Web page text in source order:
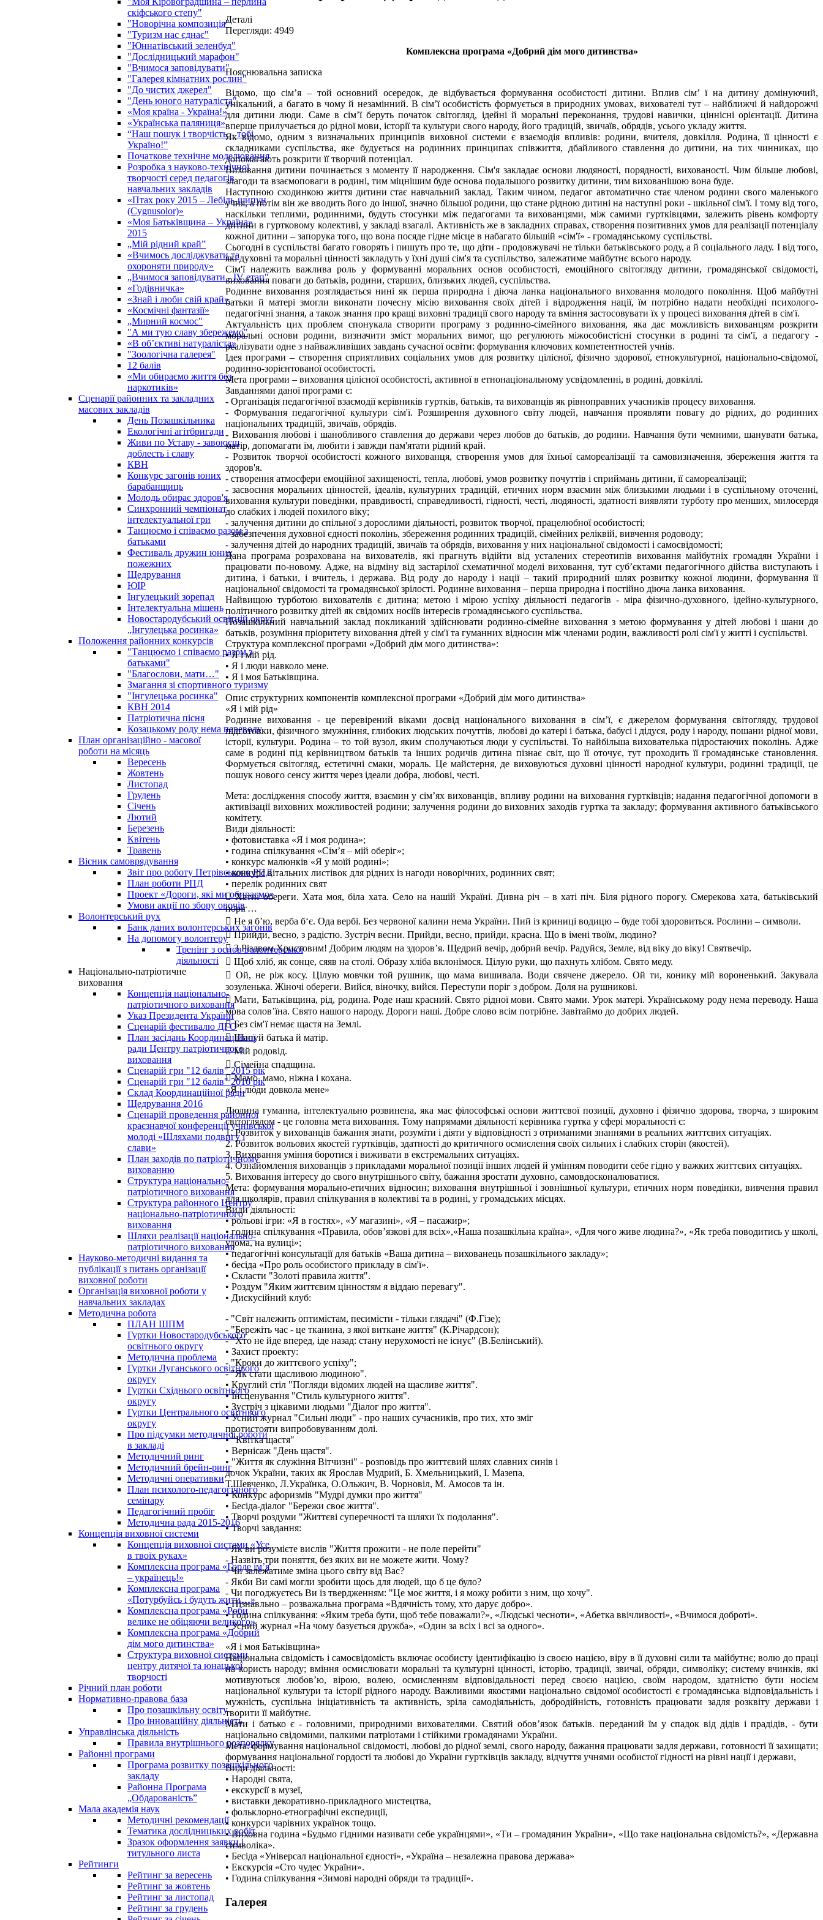
скіфського степу"
"Новорічна композиція"
"Туризм нас єднає"
"Юннатівський зеленбуд"
"Дослідницький марафон"
"Вчимося заповідувати"
"Галерея кімнатних рослин"
"До чистих джерел"
"День юного натураліста"
«Моя країна - Україна!»
«Українська паляниця»
“Наш пошук і творчість – тобі,
Україно!”
Початкове технічне моделювання
Розробка з науково-технічної
творчості серед педагогів
навчальних закладів
«Птах року 2015 – Лебідь-шипун
(Cygnusolor)»
«Моя Батьківщина – Україна»
2015
„Мій рідний край”
«Вчимось досліджувати та
охороняти природу»
„Вчимося заповідувати - ІV етап"
«Годівничка»
«Знай і люби свій край»
«Космічні фантазії»
„Мирний космос"
"А ми тую славу збережемо"
«В об’єктиві натураліста»
"Зоологічна галерея"
12 балів
«Ми обираємо життя без
наркотиків»
Сценарії районних та закладних
масових закладів
День Позашкільника
Екологічні агітбригади
Живи по Уставу - завоюєш
доблесть і славу
КВН
Конкурс загонів юних
барабанщиць
Молодь обирає здоров'я
Синхронний чемпіонат
інтелектуальної гри
Танцюємо і співаємо разом з
батьками
Фестиваль дружин юних
пожежних
Щедрування
ЮІР
Інгулецький зорепад
Інтелектуальна мішень
Новостародубський освітній округ
„Інгулецька росинка»
Положення районних конкурсів
"Танцюємо і співаємо разом з
батьками"
"Благослови, мати…"
Змагання зі спортивного туризму
"Інгулецька росинка"
КВН 2014
Патріотична пісня
Козацькому роду нема переводу
План організаційно - масової
роботи на місяць
Вересень
Жовтень
Листопад
Грудень
Січень
Лютий
Березень
Квітень
Травень
Вісник самоврядування
Звіт про роботу Петрівського РПД
План роботи РПД
Проект «Дороги, які ми обираємо»
Умови акції по збору овочів
Волонтерський рух
Банк даних волонтерських загонів
На допомогу волонтеру
Тренінг з основ волонтерської
діяльності
Національно-патріотичне
виховання
Концепція національно-
патріотичного виховання
Указ Президента України
Сценарій фестивалю ДГО
План засідань Координаційної
ради Центру патріотичного
виховання
Сценарій гри "12 балів" 2015 рік
Сценарій гри "12 балів" 2016 рік
Склад Координаційної ради
Щедрування 2016
Сценарій проведення районної
краєзнавчої конференції учнівської
молоді «Шляхами подвигу і
слави»
План заходів по патріотичному
вихованню
Структура національно-
патріотичного виховання
Структура районного Центру
національно-патріотичного
виховання
Шляхи реалізації національно-
патріотичного виховання
Науково-методичні видання та
публікації з питань організації
виховної роботи
Організація виховної роботи у
навчальних закладах
Методична робота
ПЛАН ШПМ
Гуртки Новостародубського
освітнього округу
Методична проблема
Гуртки Луганського освітнього
округу
Гуртки Східнього освітнього
округу
Гуртки Центрального освітнього
округу
Про підсумки методичної роботи
в закладі
Методичний ринг
Методичний брейн-ринг
Методичні оперативки
План психолого-педагогічного
семінару
Педагогічний пробіг
Методична рада 2015-2016
Концепція виховної системи
Концепція виховної системи «Усе
в твоїх руках»
Комплексна програма «Горде ім’я
– українець!»
Комплексна програма
«Потурбуйсь і будуть жити…»
Комплексна програма «Роби
велике не обіцяючи великого»
Комплексна програма «Добрий
дім мого дитинства»
Структура виховної системи
центру дитячої та юнацької
творчості
Річний план роботи
Нормативно-правова база
Про позашкільну освіту
Про інноваційну діяльність
Управлінська діяльність
Правила внутрішнього розпорядку
Районні програми
Програма розвитку позашкільного
закладу
Районна Програма
„Обдарованість”
Мала академія наук
Методичні рекомендації
Тематика дослідницьких робіт
Зразок оформлення заявки і
титульного листа
Рейтинги
Рейтинг за вересень
Рейтинг за жовтень
Рейтинг за листопад
Рейтинг за грудень
Деталі
Перегляди: 4949
Комплексна програма «Добрий дім мого дитинства»
Пояснювальна записка
Відомо, що сім’я – той основний осередок, де відбувається формування особистості дитини. Вплив сім’ ї на дитину домінуючий,
унікальний, а багато в чому й незамінний. В сім’ї особистість формується в природних умовах, вихователі тут – найближчі й найдорожчі
для дитини люди. Саме в сім’ї беруть початок світогляд, ідейні й моральні переконання, трудові навички, ціннісні орієнтації. Дитина
вперше прилучається до рідної мови, історії та культури свого народу, його традицій, звичаїв, обрядів, усього укладу життя.
Як відомо, одним з визначальних принципів виховної системи є взаємодія впливів: родини, вчителя, довкілля. Родина, її цінності є
складниками суспільства, яке будується на родинних принципах співжиття, дбайливого ставлення до дитини, на тих чинниках, що
допомагають розкрити її творчий потенціал.
Виховання дитини починається з моменту її народження. Сім'я закладає основи людяності, порядності, вихованості. Чим більше любові,
злагоди та взаємоповаги в родині, тим міцнішим буде основа подальшого розвитку дитини, тим вихованішою вона буде.
Наступною сходинкою життя дитини стає навчальний заклад. Таким чином, педагог автоматично стає членом родини свого маленького
учня, а потім він же вводить його до іншої, значно більшої родини, що стане рідною дитині на наступні роки - шкільної сім'ї. І тому від того,
наскільки теплими, родинними, будуть стосунки між педагогами та вихованцями, між самими гуртківцями, залежить рівень комфорту
дитини в гуртковому колективі, у закладі взагалі. Активність же в закладних справах, створення позитивних умов для реалізації потенціалу
кожної дитини – запорука того, що вона посяде гідне місце в набагато більшій «сім'ї» - громадянському суспільстві.
Сьогодні в суспільстві багато говорять і пишуть про те, що діти - продовжувачі не тільки батьківського роду, а й соціального ладу. І від того,
які духовні та моральні цінності закладуть у їхні душі сім'я та суспільство, залежатиме майбутнє всього народу.
Сім'ї належить важлива роль у формуванні моральних основ особистості, емоційного світогляду дитини, громадянської свідомості,
виховання поваги до батьків, родини, старших, близьких людей, суспільства.
Родинне виховання розглядається нині як перша природна і діюча ланка національного виховання молодого покоління. Щоб майбутні
батьки й матері змогли виконати почесну місію виховання своїх дітей і відродження нації, їм потрібно надати необхідні психолого-
педагогічні знання, а також знання про кращі виховні традиції свого народу та вміння застосовувати їх у процесі виховання дітей в сім'ї.
Актуальність цих проблем спонукала створити програму з родинно-сімейного виховання, яка дає можливість вихованцям розкрити
моральні основи родини, визначити зміст моральних вимог, що регулюють міжособистісні стосунки в родині та сім'ї, а педагогу -
реалізувати одне з найважливіших завдань сучасної освіти: формування ключових компетентностей учнів.
Ідея програми – створення сприятливих соціальних умов для розвитку цілісної, фізично здорової, етнокультурної, національно-свідомої,
родинно-зорієнтованої особистості.
Мета програми – виховання цілісної особистості, активної в етнонаціональному усвідомленні, в родині, довкіллі.
Завданнями даної програми є:
- Організація педагогічної взаємодії керівників гуртків, батьків, та вихованців як рівноправних учасників процесу виховання.
- Формування педагогічної культури сім'ї. Розширення духовного світу людей, навчання проявляти повагу до рідних, до родинних
національних традицій, звичаїв, обрядів.
- Виховання любові і шанобливого ставлення до держави через любов до батьків, до родини. Навчання бути чемними, шанувати батька,
матір, допомагати їм, любити і завжди пам'ятати рідний край.
- Розвиток творчої особистості кожного вихованця, створення умов для їхньої самореалізації та самовизначення, збереження життя та
здоров'я.
- створення атмосфери емоційної захищеності, тепла, любові, умов розвитку почуттів і сприймань дитини, її самореалізації;
- засвоєння моральних цінностей, ідеалів, культурних традицій, етичних норм взаємин між близькими людьми і в суспільному оточенні,
виховання культури поведінки, правдивості, справедливості, гідності, честі, людяності, здатності виявляти турботу про менших, милосердя
до слабких і людей похилого віку;
- залучення дитини до спільної з дорослими діяльності, розвиток творчої, працелюбної особистості;
- забезпечення духовної єдності поколінь, збереження родинних традицій, сімейних реліквій, вивчення родоводу;
- залучення дітей до народних традицій, звичаїв та обрядів, виховання у них національної свідомості і самосвідомості;
Дана програма розрахована на вихователів, які прагнуть відійти від усталених стереотипів виховання майбутніх громадян України і
працювати по-новому. Адже, на відміну від застарілої схематичної моделі виховання, тут суб’єктами педагогічного дійства виступають і
дитина, і батьки, і вчитель, і держава. Від роду до народу і нації – такий природний шлях розвитку кожної людини, формування її
національної свідомості та громадянської зрілості. Родинне виховання – перша природна і постійно діюча ланка виховання.
Найвищою турботою вихователів є дитина; метою і мірою успіху діяльності педагогів - міра фізично-духовного, ідейно-культурного,
політичного розвитку дітей як свідомих носіїв інтересів громадянського суспільства.
Позашкільний навчальний заклад покликаний здійснювати родинно-сімейне виховання з метою формування у дітей любові і шани до
батьків, розуміння пріоритету виховання дітей у сім'ї та гуманних відносин між членами родин, важливості ролі сім'ї у житті і суспільстві.
Структура комплексної програми «Добрий дім мого дитинства»:
• Я і мій рід.
• Я і люди навколо мене.
• Я і моя Батьківщина.
Опис структурних компонентів комплексної програми «Добрий дім мого дитинства»
«Я і мій рід»
Родинне виховання - це перевірений віками досвід національного виховання в сім’ї, є джерелом формування світогляду, трудової
підготовки, фізичного змужніння, глибоких людських почуттів, любові до катері і батька, бабусі і дідуся, роду і народу, пошани рідної мови,
історії, культури. Родина – то той вузол, яким сполучаються люди у суспільстві. То найбільша вихователька підростаючих поколінь. Адже
саме в родині під керівництвом батьків та інших родичів дитина пізнає світ, що її оточує, тут проходить її громадянське становлення.
Формується світогляд, естетичні смаки, мораль. Це майстерня, де виховуються духовні цінності народної культури, родинні традиції, це
пошук нового сенсу життя через ідеали добра, любові, честі.
Мета: дослідження способу життя, взаємин у сім’ях вихованців, впливу родини на виховання гуртківців; надання педагогічної допомоги в
активізації виховних можливостей родини; залучення родини до виховних заходів гуртка та закладу; формування активного батьківського
комітету.
Види діяльності:
• фотовиставка «Я і моя родина»;
• година спілкування «Сім’я – мій оберіг»;
• конкурс малюнків «Я у моїй родині»;
• конкурс вітальних листівок для рідних із нагоди новорічних, родинних свят;
• перелік родинних свят
 Хатні обереги. Хата моя, біла хата. Село на нашій Україні. Дивна річ – в хаті піч. Біля рідного порогу. Смерекова хата, батьківський
поріг…
 Не я б’ю, верба б‘є. Ода вербі. Без червоної калини нема України. Пий із криниці водицю – буде тобі здоровиться. Рослини – символи.
 Прийди, весно, з радістю. Зустріч весни. Прийди, весно, прийди, красна. Що в імені твоїм, людино?
 З Різдвом Христовим! Добрим людям на здоров’я. Щедрий вечір, добрий вечір. Радуйся, Земле, від віку до віку! Святвечір.
 Щоб хліб, як сонце, сяяв на столі. Образу хліба вклонімося. Цілую руки, що пахнуть хлібом. Свято меду.
 Ой, не ріж косу. Цілую мовчки той рушник, що мама вишивала. Води свячене джерело. Ой ти, конику мій вороненький. Закувала
зозуленька. Жіночі обереги. Вийся, віночку, вийся. Переступи поріг з добром. Доля на рушникові.
 Мати, Батьківщина, рід, родина. Роде наш красний. Свято рідної мови. Свято мами. Урок матері. Українському роду нема переводу. Наша
мова солов’їна. Свято нашого народу. Дороги наші. Добре слово всім потрібне. Завітаймо до добрих людей.
 Без сім′ї немає щастя на Землі.
 Шануй батька й матір.
 Мій родовід.
 Сімейна спадщина.
 Мамо, мамо, ніжна і кохана.
«Я і люди довкола мене»
Людина гуманна, інтелектуально розвинена, яка має філософські основи життєвої позиції, духовно і фізично здорова, творча, з широким
світоглядом - це головна мета виховання. Тому напрямами діяльності керівника гуртка у сфері моральності є:
1. Розвиток у вихованців бажання знати, розуміти і діяти у відповідності з отриманими знаннями в реальних життєвих ситуаціях.
2. Розвиток вольових якостей гуртківців, здатності до критичного осмислення своїх сильних і слабких сторін (якостей).
3. Виховання уміння боротися і виживати в екстремальних ситуаціях.
4. Ознайомлення вихованців з прикладами моральної позиції інших людей й умінням поводити себе гідно у важких життєвих ситуаціях.
5. Виховання інтересу до свого внутрішнього світу, бажання зростати духовно, самовдосконалюватися.
Мета: формування морально-етичних відносин; виховання внутрішньої і зовнішньої культури, етичних норм поведінки, вивчення правил
для школярів, правил спілкування в колективі та в родині, у громадських місцях.
Види діяльності:
• рольові ігри: «Я в гостях», «У магазині», «Я – пасажир»;
• година спілкування «Правила, обов’язкові для всіх»,«Наша позашкільна країна», «Для чого живе людина?», «Як треба поводитись у школі,
удома, на вулиці»;
• педагогічні консультації для батьків «Ваша дитина – вихованець позашкільного закладу»;
• бесіда «Про роль особистого прикладу в сім'ї».
• Скласти "Золоті правила життя".
• Роздум "Яким життєвим цінностям я віддаю перевагу".
• Дискусійний клуб:
- "Світ належить оптимістам, песимісти - тільки глядачі" (Ф.Гізе);
- "Бережіть час - це тканина, з якої виткане життя" (К.Річардсон);
- "Хто не йде вперед, іде назад: стану нерухомості не існує" (В.Белінський).
• Захист проекту:
- "Кроки до життєвого успіху";
- "Як стати щасливою людиною".
• Круглий стіл "Погляди відомих людей на щасливе життя".
• Інсценування "Стиль культурного життя".
• Зустріч з цікавими людьми "Діалог про життя".
• Усний журнал "Сильні люди" - про наших сучасників, про тих, хто зміг
протистояти випробовуванням долі.
• "Квітка щастя"
• Вернісаж "День щастя".
• "Життя як служіння Вітчизні" - розповідь про життєвий шлях славних синів і
дочок України, таких як Ярослав Мудрий, Б. Хмельницький, І. Мазепа,
Т.Шевченко, Л.Українка, О.Ольжич, В. Чорновіл, М. Амосов та ін.
• Конкурс афоризмів "Мудрі думки про життя"
• Бесіда-діалог "Бережи своє життя".
• Творчі роздуми "Життєві суперечності та шляхи їх подолання".
• Творчі завдання:
- Як ви розумієте вислів "Життя прожити - не поле перейти"
- Назвіть три поняття, без яких ви не можете жити. Чому?
- Чи залежатиме зміна цього світу від Вас?
- Якби Ви самі могли зробити щось для людей, що б це було?
- Чи погоджуєтесь Ви із твердженням: "Це моє життя, і я можу робити з ним, що хочу".
• Пізнавльно – розважальна програма «Вдячність тому, хто дарує добро».
• Година спілкування: «Яким треба бути, щоб тебе поважали?», «Людські чесноти», «Абетка ввічливості», «Вчимося доброті».
• Усний журнал «На чому базується дружба», «Один за всіх і всі за одного».
«Я і моя Батьківщина»
Національна свідомість і самосвідомість включає особисту ідентифікацію із своєю нацією, віру в її духовні сили та майбутнє; волю до праці
на користь народу; вміння осмислювати моральні та культурні цінності, історію, традиції, звичаї, обряди, символіку; систему вчинків, які
мотивуються любов’ю, вірою, волею, осмисленням відповідальності перед своєю нацією, своїм народом, здатністю бути носієм
національної культури та історії рідного народу. Важливими якостями національно свідомої особистості є громадянська відповідальність і
мужність, суспільна ініціативність та активність, зріла самодіяльність, добродійність, готовність працювати задля розквіту держави і
творити її майбутнє.
Мати і батько є - головними, природними вихователями. Святий обов’язок батьків. переданий їм у спадок від дідів і прадідів, - бути
національно свідомими, палкими патріотами і стійкими громадянами України.
Мета: формування національної свідомості, любові до рідної землі, свого народу, бажання працювати задля держави, готовності її захищати;
формування національної гордості та любові до України гуртківців закладу, відчуття учнями особистої гідності на рівні нації і держави,
Види діяльності:
• Народні свята,
• екскурсії в музеї,
• виставки декоративно-прикладного мистецтва,
• фольклорно-етнографічні експедиції,
• конкурси чарівних українок тощо.
• Виховна година «Будьмо гідними називати себе українцями», «Ти – громадянин України», «Що таке національна свідомість?», «Державна
символіка».
• Бесіда «Універсал національної єдності», «Україна – незалежна правова держава»
• Екскурсія «Сто чудес України».
• Година спілкування «Зимові народні обряди та традиції».
Галерея